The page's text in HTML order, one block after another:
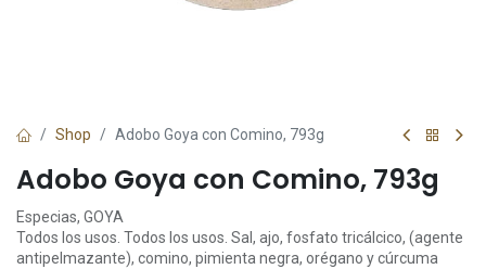
Shop Adobo Goya con Comino, 793g
Adobo Goya con Comino, 793g
Especias, GOYA
Todos los usos. Todos los usos. Sal, ajo, fosfato tricálcico, (agente
antipelmazante), comino, pimienta negra, orégano y cúrcuma